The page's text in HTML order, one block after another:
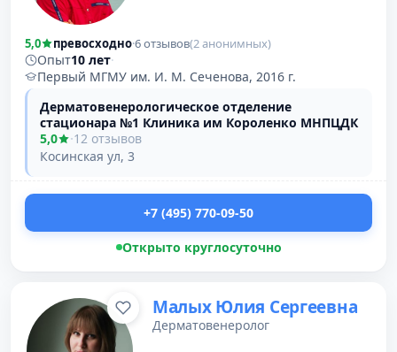
5,0 превосходно·6 отзывов(2 анонимных)
Опыт10 лет·
Первый МГМУ им. И. М. Сеченова, 2016 г.
Дерматовенерологическое отделение
стационара №1 Клиника им Короленко МНПЦДК
5,0
·12 отзывов
Косинская ул, 3
+7 (495) 770-09-50
Открыто круглосуточно
Малых Юлия Сергеевна
Дерматовенеролог